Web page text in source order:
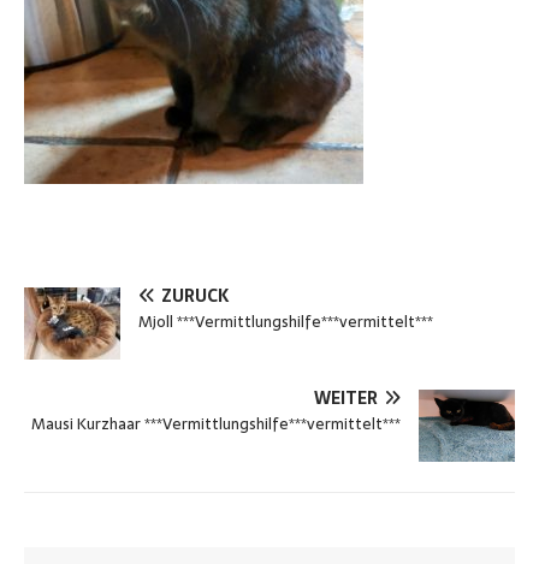
ZURÜCK
Mjoll ***Vermittlungshilfe***vermittelt***
WEITER
Mausi Kurzhaar ***Vermittlungshilfe***vermittelt***